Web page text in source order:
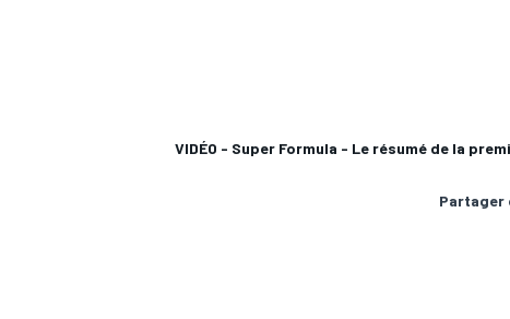
VIDÉO - Super Formula - Le résumé de la
Partager